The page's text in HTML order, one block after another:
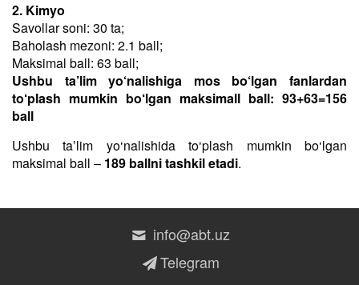
2. Kimyo
Savollar soni: 30 ta;
Baholash mezoni: 2.1 ball;
Maksimal ball: 63 ball;
Ushbu ta’lim yo‘nalishiga mos bo‘lgan fanlardan
to‘plash mumkin bo‘lgan maksimall ball: 93+63=156
ball
Ushbu taʼlim yo‘nalishida to‘plash mumkin bo‘lgan
maksimal ball – 189 ballni tashkil etadi.
info@abt.uz
Telegram